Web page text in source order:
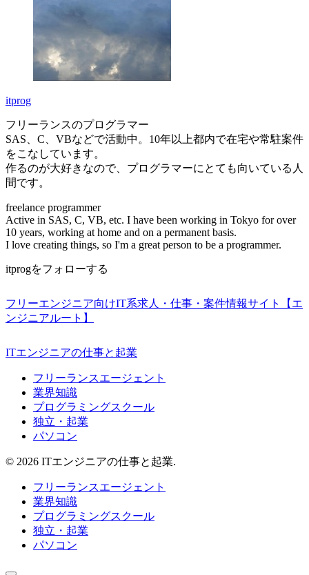
itprog
フリーランスのプログラマー
SAS、C、VBなどで活動中。10年以上都内で在宅や常駐案件
をこなしています。
作るのが大好きなので、プログラマーにとても向いている人
間です。
freelance programmer
Active in SAS, C, VB, etc. I have been working in Tokyo for over
10 years, working at home and on a permanent basis.
I love creating things, so I'm a great person to be a programmer.
itprogをフォローする
フリーエンジニア向けIT系求人・仕事・案件情報サイト【エ
ンジニアルート】
ITエンジニアの仕事と起業
フリーランスエージェント
業界知識
プログラミングスクール
独立・起業
パソコン
© 2026 ITエンジニアの仕事と起業.
フリーランスエージェント
業界知識
プログラミングスクール
独立・起業
パソコン